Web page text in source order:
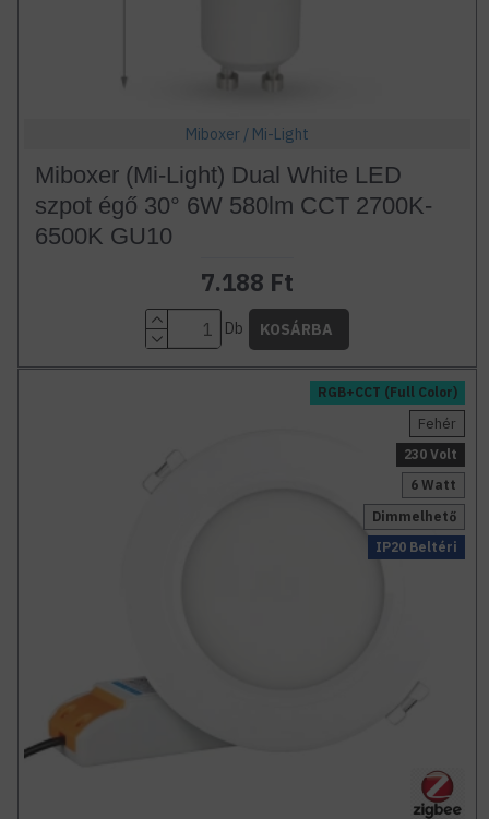
Miboxer / Mi-Light
Miboxer (Mi-Light) Dual White LED
szpot égő 30° 6W 580lm CCT 2700K-
6500K GU10
7.188 Ft
Db KOSÁRBA
RGB+CCT (Full Color)
6 Watt
IP20 Beltéri
Fehér
Dimmelhető
230 Volt